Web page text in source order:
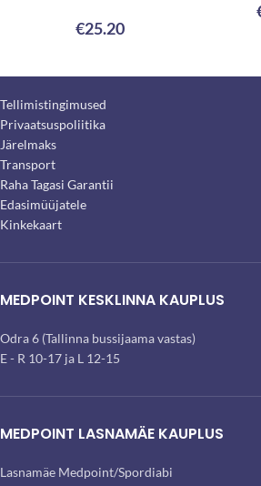
€25.20
Tellimistingimused
Privaatsuspoliitika
Järelmaks
Transport
Raha Tagasi Garantii
Edasimüüjatele
Kinkekaart
MEDPOINT KESKLINNA KAUPLUS
Odra 6 (Tallinna bussijaama vastas)
E - R 10-17 ja L 12-15
MEDPOINT LASNAMÄE KAUPLUS
Lasnamäe Medpoint/Spordiabi